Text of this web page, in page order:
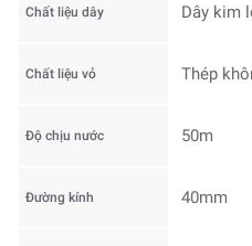
Chất liệu dây Dây kim
Chất liệu vỏ Thép
Độ chịu nước 50m
Đường kính 40mm